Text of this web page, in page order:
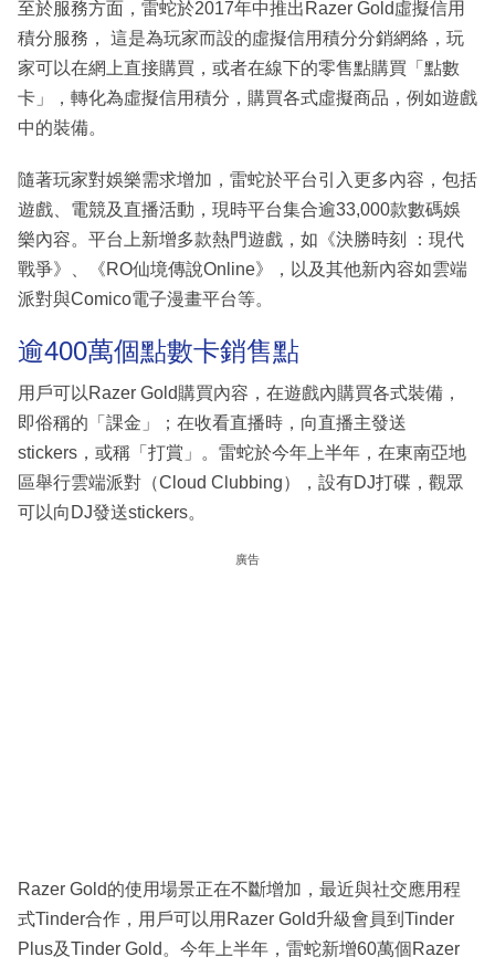
至於服務方面，雷蛇於2017年中推出Razer Gold虛擬信用
積分服務， 這是為玩家而設的虛擬信用積分分銷網絡，玩
家可以在網上直接購買，或者在線下的零售點購買「點數
卡」，轉化為虛擬信用積分，購買各式虛擬商品，例如遊戲
中的裝備。
隨著玩家對娛樂需求增加，雷蛇於平台引入更多內容，包括
遊戲、電競及直播活動，現時平台集合逾33,000款數碼娛
樂內容。平台上新增多款熱門遊戲，如《決勝時刻 ：現代
戰爭》、《RO仙境傳說Online》，以及其他新內容如雲端
派對與Comico電子漫畫平台等。
逾400萬個點數卡銷售點
用戶可以Razer Gold購買內容，在遊戲內購買各式裝備，
即俗稱的「課金」；在收看直播時，向直播主發送
stickers，或稱「打賞」。雷蛇於今年上半年，在東南亞地
區舉行雲端派對（Cloud Clubbing），設有DJ打碟，觀眾
可以向DJ發送stickers。
廣告
Razer Gold的使用場景正在不斷增加，最近與社交應用程
式Tinder合作，用戶可以用Razer Gold升級會員到Tinder
Plus及Tinder Gold。今年上半年，雷蛇新增60萬個Razer